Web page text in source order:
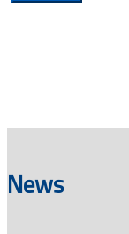
News